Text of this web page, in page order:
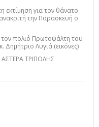
εκτίμηση για τον θάνατο
την Παρασκευή ο
πολιό Πρωτοψάλτη του
Λυγιά (εικόνες)
ΑΣΤΕΡΑ ΤΡΙΠΟΛΗΣ